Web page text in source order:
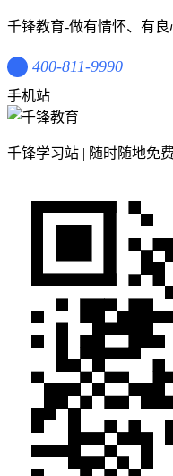
千锋教育-做有情怀、有
400-811-9990
手机站
千锋学习站 | 随时随地免